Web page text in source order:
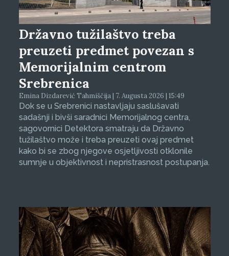
Državno tužilaštvo treba
preuzeti predmet povezan s
Memorijalnim centrom
Srebrenica
Emina Dizdarević Tahmiščija | 7. Augusta 2026 | 15:49
Dok se u Srebrenici nastavljaju saslušavati
sadašnji i bivši saradnici Memorijalnog centra,
sagovornici Detektora smatraju da Državno
tužilaštvo može i treba preuzeti ovaj predmet
kako bi se zbog njegove osjetljivosti otklonile
sumnje u objektivnost i nepristrasnost postupanja.